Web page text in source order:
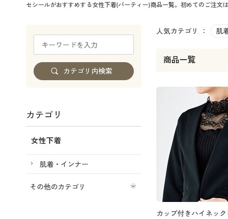
女性下着 メンズ下着
ジュニア・ティーンズ下着
メン
セシールがおすすめする女性下着(パーティー)商品一覧。初めてのご注文
人気カテゴリ ： 肌
商品一覧
カップ付きハイネッ
カテゴリ
女性下着
肌着・インナー
その他のカテゴリ